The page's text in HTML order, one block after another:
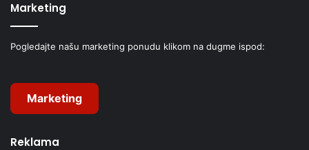
Marketing
Pogledajte našu marketing ponudu klikom na dugme ispod:
Marketing
Reklama